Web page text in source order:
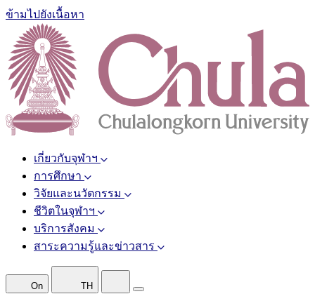
ข้ามไปยังเนื้อหา
เกี่ยวกับจุฬาฯ
การศึกษา
วิจัยและนวัตกรรม
ชีวิตในจุฬาฯ
บริการสังคม
สาระความรู้และข่าวสาร
On TH